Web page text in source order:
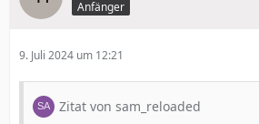
Anfänger
9. Juli 2024 um 12:21
Zitat von sam_reloaded